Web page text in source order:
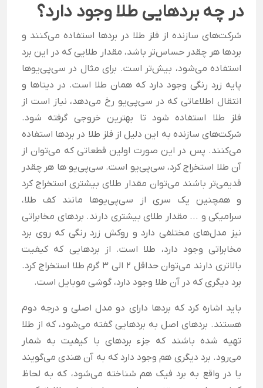
در چه بردهایی طلا وجود دارد؟
شرکت‌های سازنده از فلز طلا در بردها استفاده می‌کنند و
بردها هر چقدر حساس‌تر باشد، مقدار طلایی که در این برد
استفاده می‌شود، بیش‌تر است. برای مثال در سی‌پی‌یوها
پایه زرد رنگی وجود دارد که همان طلا است. در دیتاها و
انتقال اطلاعاتی که در سی‌پی‌یو رخ می‌دهد، نیاز است از
فلز طلا استفاده شود تا بهترین خروجی گرفته شود.
شرکت‌های سازنده به این دلیل از فلز طلا در بردها استفاده
می‌کنند. پس در این صورت اولین قطعاتی که می‌توان از
آن طلا استخراج کرد، سی‌پی‌یو است. سی‌پی‌یو ها هر چقدر
قدیمی‌تر باشند می‌توان مقدار طلای بیشتری استخراج کرد
و همچنین یک سری از سی‌پی‌یوها مانند کف طلا،
سرامیکی و ... مقدار طلای بیشتری دارند. بردهای مخابراتی
نیز مدل‌های مختلفی دارد و روکش زرد رنگی که روی برد
مخابراتی وجود دارد، طلا است. از بردهایی که کیفیت
بالاتری دارند می‌توان حداقل 2 الی 3 گرم طلا استخراج کرد.
برد دیگری که در آن طلا وجود دارد، گوشی موبایل است.
باید اشاره کرد که بردها دارای دو مدل اصلی و درجه دوم
هستند. بردهای اصل به بردهایی گفته می‌شود، که از طلا
تهیه شده باشند که جزء بردهای با کیفیت به شمار
می‌رود. برد دیگری هم وجود دارد که به آن هندی می‌گویند
یا در واقع به برد فیک هم شناخته می‌شود، که به لحاظ